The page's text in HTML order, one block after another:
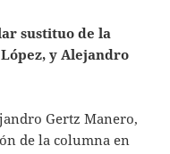
sustituo de la
y Alejandro
Gertz Manero,
de la columna en